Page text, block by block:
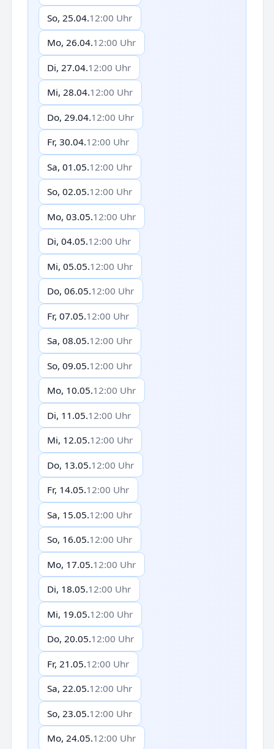
So, 25.04.12:00 Uhr
Mo, 26.04.12:00 Uhr
Di, 27.04.12:00 Uhr
Mi, 28.04.12:00 Uhr
Do, 29.04.12:00 Uhr
Fr, 30.04.12:00 Uhr
Sa, 01.05.12:00 Uhr
So, 02.05.12:00 Uhr
Mo, 03.05.12:00 Uhr
Di, 04.05.12:00 Uhr
Mi, 05.05.12:00 Uhr
Do, 06.05.12:00 Uhr
Fr, 07.05.12:00 Uhr
Sa, 08.05.12:00 Uhr
So, 09.05.12:00 Uhr
Mo, 10.05.12:00 Uhr
Di, 11.05.12:00 Uhr
Mi, 12.05.12:00 Uhr
Do, 13.05.12:00 Uhr
Fr, 14.05.12:00 Uhr
Sa, 15.05.12:00 Uhr
So, 16.05.12:00 Uhr
Mo, 17.05.12:00 Uhr
Di, 18.05.12:00 Uhr
Mi, 19.05.12:00 Uhr
Do, 20.05.12:00 Uhr
Fr, 21.05.12:00 Uhr
Sa, 22.05.12:00 Uhr
So, 23.05.12:00 Uhr
Mo, 24.05.12:00 Uhr